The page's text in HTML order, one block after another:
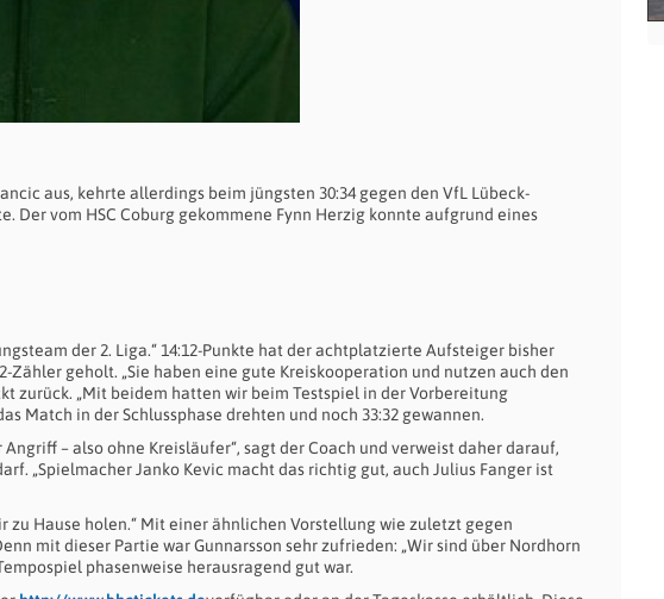
aus, kehrte allerdings beim jüngsten 30:34 gegen den VfL Lübeck-
Der vom HSC Coburg gekommene Fynn Herzig konnte aufgrund eines
der 2. Liga.“ 14:12-Punkte hat der achtplatzierte Aufsteiger bisher
Zähler geholt. „Sie haben eine gute Kreiskooperation und nutzen auch den
zurück. „Mit beidem hatten wir beim Testspiel in der Vorbereitung
Match in der Schlussphase drehten und noch 33:32 gewannen.
– also ohne Kreisläufer“, sagt der Coach und verweist daher darauf,
„Spielmacher Janko Kevic macht das richtig gut, auch Julius Fanger ist
zu Hause holen.“ Mit einer ähnlichen Vorstellung wie zuletzt gegen
mit dieser Partie war Gunnarsson sehr zufrieden: „Wir sind über Nordhorn
phasenweise herausragend gut war.